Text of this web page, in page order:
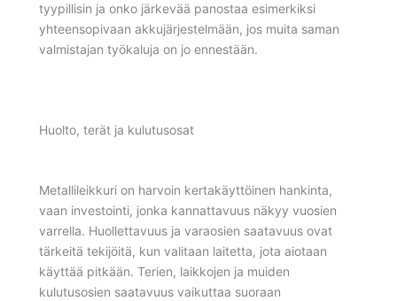
tyypillisin ja onko järkevää panostaa esimerkiksi
yhteensopivaan akkujärjestelmään, jos muita saman
valmistajan työkaluja on jo ennestään.
Huolto, terät ja kulutusosat
Metallileikkuri on harvoin kertakäyttöinen hankinta,
vaan investointi, jonka kannattavuus näkyy vuosien
varrella. Huollettavuus ja varaosien saatavuus ovat
tärkeitä tekijöitä, kun valitaan laitetta, jota aiotaan
käyttää pitkään. Terien, laikkojen ja muiden
kulutusosien saatavuus vaikuttaa suoraan